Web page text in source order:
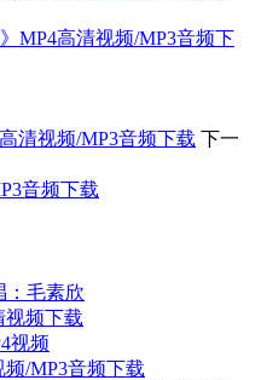
MP4高清视频/MP3音频下
清视频/MP3音频下载 下一
音频下载
：毛素欣
视频下载
视频
/MP3音频下载